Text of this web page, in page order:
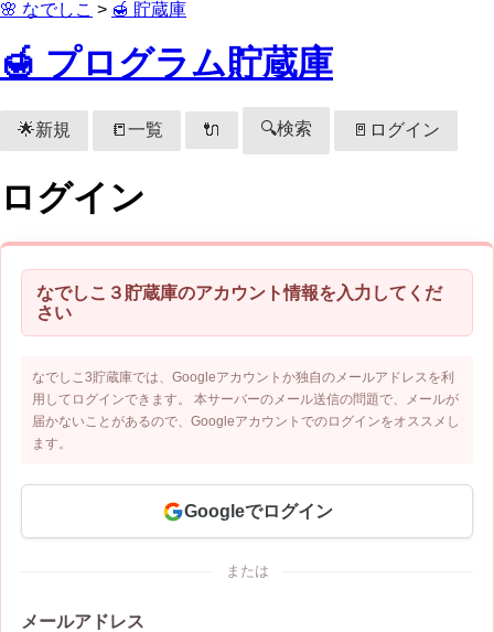
🌸 なでしこ > 🍯 貯蔵庫
🍯 プログラム貯蔵庫
🌟新規 📒一覧 🔌 🔍検索 🚪ログイン
ログイン
なでしこ３貯蔵庫のアカウント情報を入力してくだ
さい
なでしこ3貯蔵庫では、Googleアカウントか独自のメールアドレスを利
用してログインできます。 本サーバーのメール送信の問題で、メールが
届かないことがあるので、Googleアカウントでのログインをオススメし
ます。
Googleでログイン
または
メールアドレス